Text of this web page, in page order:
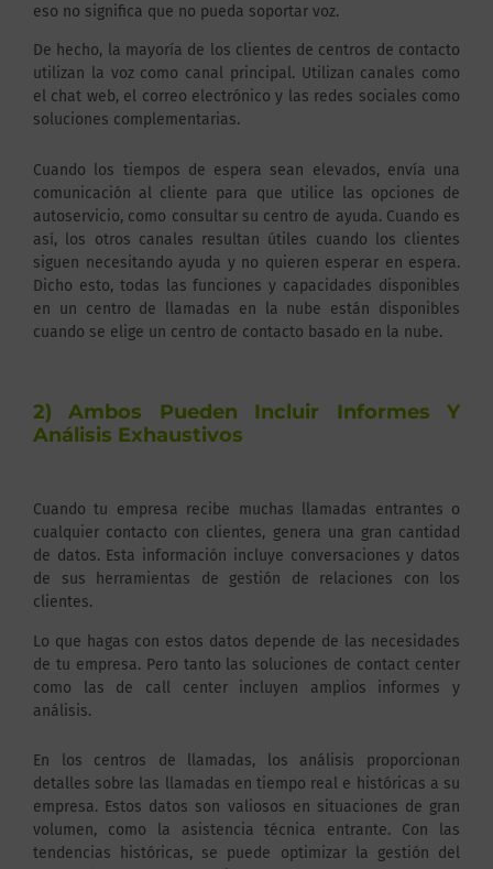
eso no significa que no pueda soportar voz.
De hecho, la mayoría de los clientes de centros de contacto
utilizan la voz como canal principal. Utilizan canales como
el chat web, el correo electrónico y las redes sociales como
soluciones complementarias.
Cuando los tiempos de espera sean elevados, envía una
comunicación al cliente para que utilice las opciones de
autoservicio, como consultar su centro de ayuda. Cuando es
así, los otros canales resultan útiles cuando los clientes
siguen necesitando ayuda y no quieren esperar en espera.
Dicho esto, todas las funciones y capacidades disponibles
en un centro de llamadas en la nube están disponibles
cuando se elige un centro de contacto basado en la nube.
2) Ambos Pueden Incluir Informes Y
Análisis Exhaustivos
Cuando tu empresa recibe muchas llamadas entrantes o
cualquier contacto con clientes, genera una gran cantidad
de datos. Esta información incluye conversaciones y datos
de sus herramientas de gestión de relaciones con los
clientes.
Lo que hagas con estos datos depende de las necesidades
de tu empresa. Pero tanto las soluciones de contact center
como las de call center incluyen amplios informes y
análisis.
En los centros de llamadas, los análisis proporcionan
detalles sobre las llamadas en tiempo real e históricas a su
empresa. Estos datos son valiosos en situaciones de gran
volumen, como la asistencia técnica entrante. Con las
tendencias históricas, se puede optimizar la gestión del